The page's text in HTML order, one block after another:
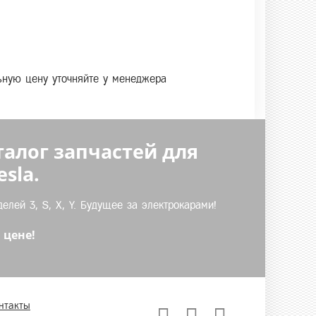
цену уточняйте у менеджера
запчастей для
3, S, X, Y. Будущее за электрокарами!